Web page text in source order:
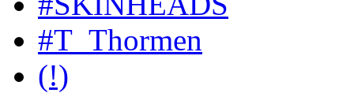
#T_Thormen
(!)